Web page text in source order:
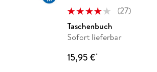
(27)
Taschenbuch
Sofort lieferbar
15,95 €*